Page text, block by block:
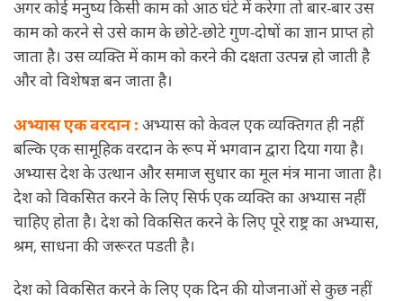
अगर कोई मनुष्य किसी काम को आठ घंटे में करेगा तो बार-बार उस
काम को करने से उसे काम के छोटे-छोटे गुण-दोषों का ज्ञान प्राप्त हो
जाता है। उस व्यक्ति में काम को करने की दक्षता उत्पन्न हो जाती है
और वो विशेषज्ञ बन जाता है।
अभ्यास एक वरदान : अभ्यास को केवल एक व्यक्तिगत ही नहीं
बल्कि एक सामूहिक वरदान के रूप में भगवान द्वारा दिया गया है।
अभ्यास देश के उत्थान और समाज सुधार का मूल मंत्र माना जाता है।
देश को विकसित करने के लिए सिर्फ एक व्यक्ति का अभ्यास नहीं
चाहिए होता है। देश को विकसित करने के लिए पूरे राष्ट्र का अभ्यास,
श्रम, साधना की जरूरत पडती है।
देश को विकसित करने के लिए एक दिन की योजनाओं से कुछ नहीं